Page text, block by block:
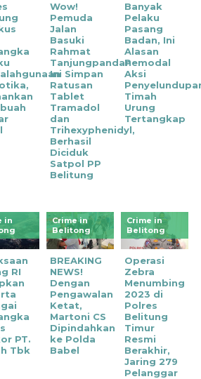
Wow!
Pemuda
Jalan
Basuki
Rahmat
Tanjungpandan
Ini Simpan
Ratusan
Tablet
Tramadol
dan
Trihexyphenidyl,
Berhasil
Diciduk
Satpol PP
Belitung
Banyak
Pelaku
Pasang
Badan, Ini
Alasan
Pemodal
Aksi
Timah
Urung
Tertangkap
in
RI
PT.
Tbk
Crime in
Belitong
BREAKING
NEWS!
Dengan
Pengawalan
Ketat,
Martoni CS
Dipindahkan
ke Polda
Babel
Crime in
Belitong
Operasi
Zebra
Menumbing
2023 di
Polres
Belitung
Timur
Resmi
Berakhir,
Jaring 279
Pelanggar